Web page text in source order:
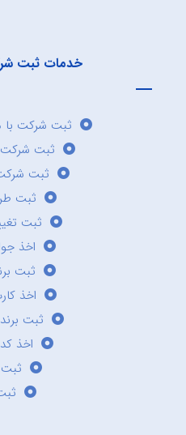
خدمات ثبت
ثبت شرکت
ثبت
ثبت
ثبت
ثبت
اخذ
ثبت
اخذ
ثبت
اخذ